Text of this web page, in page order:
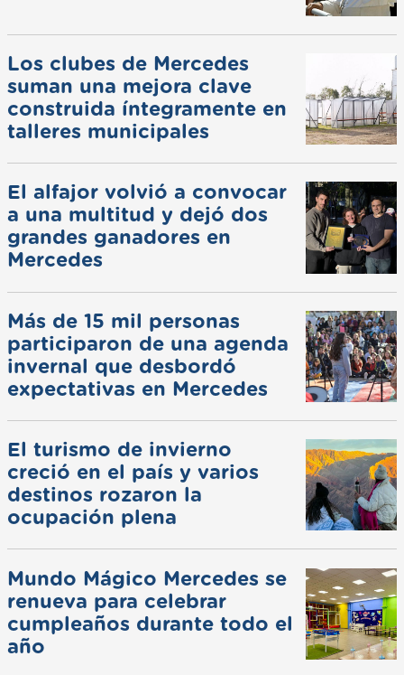
Los clubes de Mercedes
suman una mejora clave
construida íntegramente en
talleres municipales
El alfajor volvió a convocar
a una multitud y dejó dos
grandes ganadores en
Mercedes
Más de 15 mil personas
participaron de una agenda
invernal que desbordó
expectativas en Mercedes
El turismo de invierno
creció en el país y varios
destinos rozaron la
ocupación plena
Mundo Mágico Mercedes se
renueva para celebrar
cumpleaños durante todo el
año